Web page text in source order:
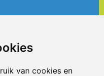
van cookies en
VAN